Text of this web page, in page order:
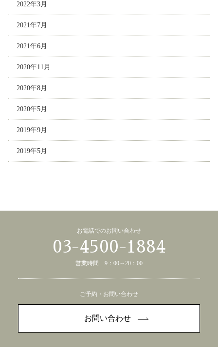
2022年3月
2021年7月
2021年6月
2020年11月
2020年8月
2020年5月
2019年9月
2019年5月
お電話でのお問い合わせ
03-4500-1884
営業時間 9：00～20：00
ご予約・お問い合わせ
お問い合わせ